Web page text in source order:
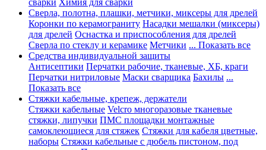
сварки Химия для сварки
Сверла, полотна, плашки, метчики, миксеры для дрелей
Коронки по керамограниту Насадки мешалки (миксеры)
для дрелей Оснастка и приспособления для дрелей
Сверла по стеклу и керамике Метчики ... Показать все
Средства индивидуальной защиты
Антисептики Перчатки рабочие, тканевые, ХБ, краги
Перчатки нитриловые Маски сварщика Бахилы ...
Показать все
Стяжки кабельные, крепеж, держатели
Стяжки кабельные Velcro многоразовые тканевые
стяжки, липучки ПМС площадки монтажные
самоклеющиеся для стяжек Стяжки для кабеля цветные,
наборы Стяжки кабельные с дюбель пистоном, под